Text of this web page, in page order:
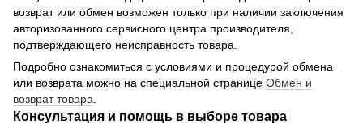
возврат или обмен возможен только при наличии заключения
авторизованного сервисного центра производителя,
подтверждающего неисправность товара.
Подробно ознакомиться с условиями и процедурой обмена
или возврата можно на специальной странице Обмен и
возврат товара
Консультация и помощь в выборе товара